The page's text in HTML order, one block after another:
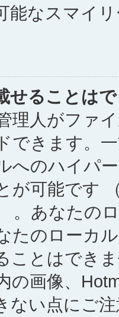
能なスマイ
せることは
理人がファ
できます。
へのハイパ
が可能です
。あなたの
たのローカ
ことはでき
の画像、
ない点にご